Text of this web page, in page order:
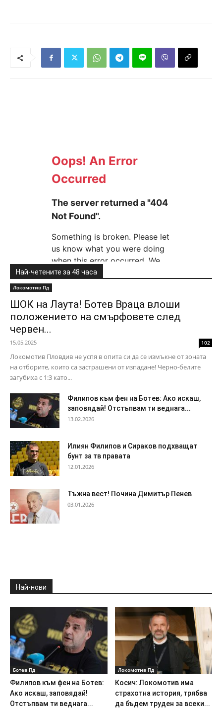
Най-четените за 48 часа
Локомотив Пд
ШОК на Лаута! Ботев Враца влоши
положението на смърфовете след
червен...
15.05.2025 102
Локомотив Пловдив не успя в опита си да се измъкне от зоната
на отборите, които са застрашени от изпадане! Черно-белите
загубиха с 1:3 като...
Филипов към фен на Ботев: Ако искаш,
заповядай! Отстъпвам ти веднага...
13.02.2026
Илиян Филипов и Сираков подхващат
бунт за тв правата
12.01.2026
Тъжна вест! Почина Димитър Пенев
03.01.2026
Най-нови
Ботев Пд
Филипов към фен на Ботев:
Ако искаш, заповядай!
Отстъпвам ти веднага...
Локомотив Пд
Косич: Локомотив има
страхотна история, трябва
да бъдем труден за всеки...